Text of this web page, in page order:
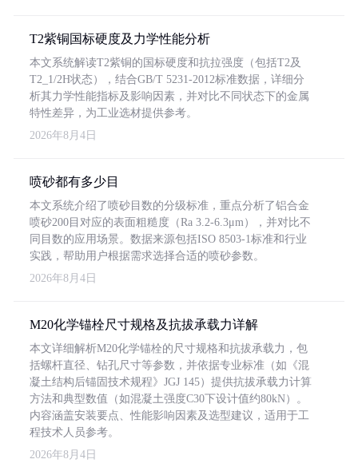
T2紫铜国标硬度及力学性能分析
本文系统解读T2紫铜的国标硬度和抗拉强度（包括T2及
T2_1/2H状态），结合GB/T 5231-2012标准数据，详细分
析其力学性能指标及影响因素，并对比不同状态下的金属
特性差异，为工业选材提供参考。
2026年8月4日
喷砂都有多少目
本文系统介绍了喷砂目数的分级标准，重点分析了铝合金
喷砂200目对应的表面粗糙度（Ra 3.2-6.3μm），并对比不
同目数的应用场景。数据来源包括ISO 8503-1标准和行业
实践，帮助用户根据需求选择合适的喷砂参数。
2026年8月4日
M20化学锚栓尺寸规格及抗拔承载力详解
本文详细解析M20化学锚栓的尺寸规格和抗拔承载力，包
括螺杆直径、钻孔尺寸等参数，并依据专业标准（如《混
凝土结构后锚固技术规程》JGJ 145）提供抗拔承载力计算
方法和典型数值（如混凝土强度C30下设计值约80kN）。
内容涵盖安装要点、性能影响因素及选型建议，适用于工
程技术人员参考。
2026年8月4日